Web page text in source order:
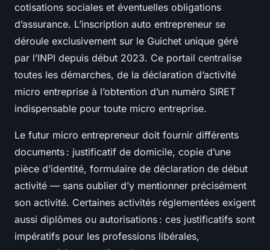
cotisations sociales et éventuelles obligations
d’assurance. L’inscription auto entrepreneur se
déroule exclusivement sur le Guichet unique géré
par l’INPI depuis début 2023. Ce portail centralise
toutes les démarches, de la déclaration d’activité
micro entreprise à l’obtention d’un numéro SIRET
indispensable pour toute micro entreprise.
Le futur micro entrepreneur doit fournir différents
documents : justificatif de domicile, copie d’une
pièce d’identité, formulaire de déclaration de début
activité — sans oublier d’y mentionner précisément
son activité. Certaines activités réglementées exigent
aussi diplômes ou autorisations : ces justificatifs sont
impératifs pour les professions libérales,